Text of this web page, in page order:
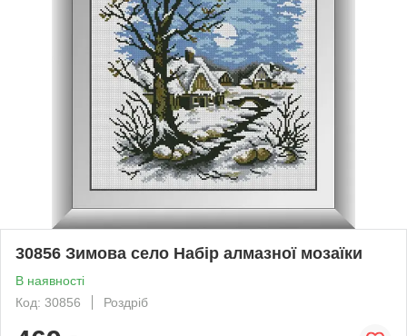
30856 Зимова село Набір алмазної мозаїки
В наявності
Код: 30856
Роздріб